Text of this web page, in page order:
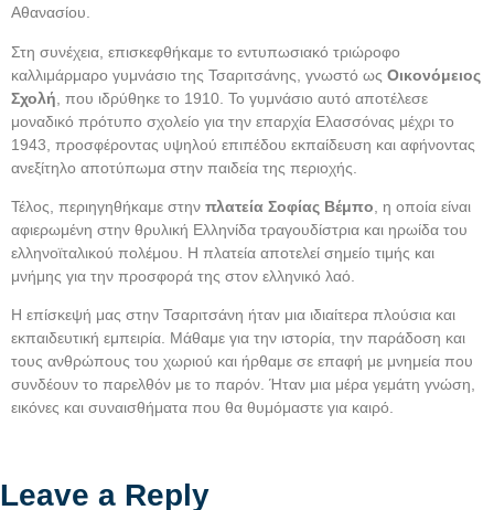
Αθανασίου.
Στη συνέχεια, επισκεφθήκαμε το εντυπωσιακό τριώροφο
καλλιμάρμαρο γυμνάσιο της Τσαριτσάνης, γνωστό ως Οικονόμειος
Σχολή , που ιδρύθηκε το 1910. Το γυμνάσιο αυτό αποτέλεσε
μοναδικό πρότυπο σχολείο για την επαρχία Ελασσόνας μέχρι το
1943, προσφέροντας υψηλού επιπέδου εκπαίδευση και αφήνοντας
ανεξίτηλο αποτύπωμα στην παιδεία της περιοχής.
Τέλος, περιηγηθήκαμε στην πλατεία Σοφίας Βέμπο , η οποία είναι
αφιερωμένη στην θρυλική Ελληνίδα τραγουδίστρια και ηρωίδα του
ελληνοϊταλικού πολέμου. Η πλατεία αποτελεί σημείο τιμής και
μνήμης για την προσφορά της στον ελληνικό λαό.
Η επίσκεψή μας στην Τσαριτσάνη ήταν μια ιδιαίτερα πλούσια και
εκπαιδευτική εμπειρία. Μάθαμε για την ιστορία, την παράδοση και
τους ανθρώπους του χωριού και ήρθαμε σε επαφή με μνημεία που
συνδέουν το παρελθόν με το παρόν. Ήταν μια μέρα γεμάτη γνώση,
εικόνες και συναισθήματα που θα θυμόμαστε για καιρό.
Leave a Reply